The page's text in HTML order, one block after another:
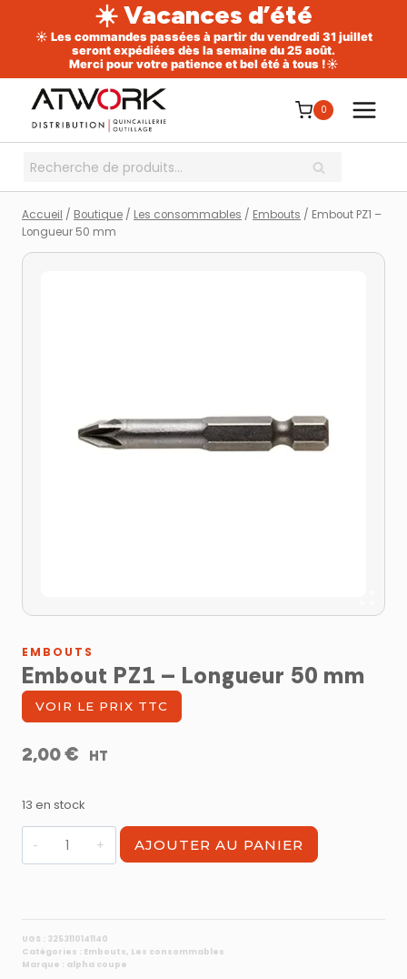
☀️ Vacances d’été
☀️ Les commandes passées à partir du vendredi 31 juillet
seront expédiées dès la semaine du 25 août.
Merci pour votre patience et bel été à tous !☀️
contenu
0
Recherche
RECHERCHE
Accueil / Boutique / Les consommables / Embouts / Embout PZ1 –
Longueur 50 mm
EMBOUTS
Embout PZ1 – Longueur 50 mm
VOIR LE PRIX TTC
2,00€ HT
13 en stock
quantité
de
Longueur
50
AJOUTER AU PANIER
UGS : 3253110141140
Catégories : Embouts, Les consommables
Marque : alpha coupe